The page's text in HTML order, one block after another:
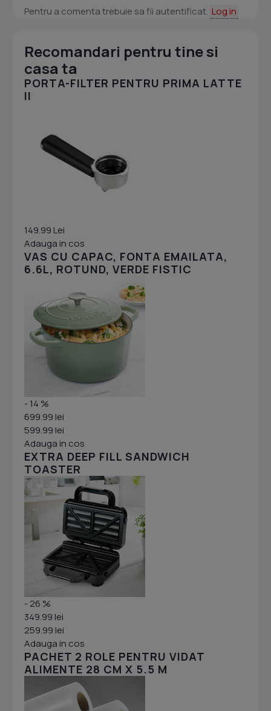
Pentru a comenta trebuie sa fii autentificat. Log in
Recomandari pentru tine si
casa ta
PORTA-FILTER PENTRU PRIMA LATTE
II
149.99 Lei
Adauga in cos
VAS CU CAPAC, FONTA EMAILATA,
6.6L, ROTUND, VERDE FISTIC
- 14 %
699.99 lei
599.99 lei
Adauga in cos
EXTRA DEEP FILL SANDWICH
TOASTER
- 26 %
349.99 lei
259.99 lei
Adauga in cos
PACHET 2 ROLE PENTRU VIDAT
ALIMENTE 28 CM X 5.5 M